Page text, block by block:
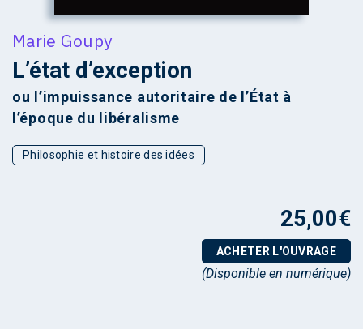
Marie Goupy
L’état d’exception
ou l’impuissance autoritaire de l’État à
l’époque du libéralisme
Philosophie et histoire des idées
25,00€
ACHETER L'OUVRAGE
(Disponible en numérique)